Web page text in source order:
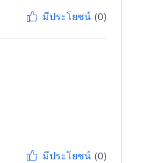
มีประโยชน์ (0)
มีประโยชน์ (0)